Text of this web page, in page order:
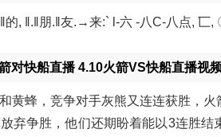
的, ‖.‖朋.‖友.→来:` l-六 -八C-八点, 匸,
对快船直播 4.10火箭VS快船直播视
黄蜂，竞争对手灰熊又连连获胜，
弃争胜，他们还期盼着能以3连胜